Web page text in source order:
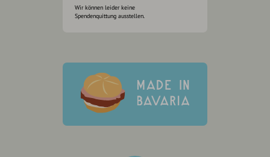
Wir können leider keine
Spendenquittung ausstellen.